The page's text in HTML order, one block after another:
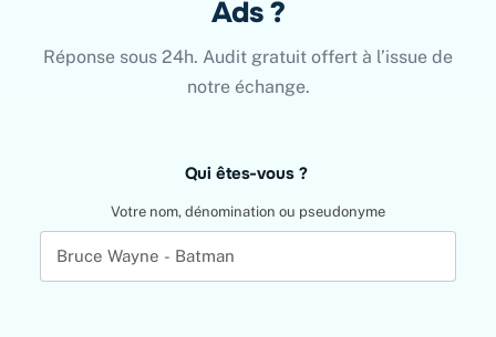
Ads ?
Réponse sous 24h. Audit gratuit offert à l’issue de
notre échange.
blank
Qui êtes-vous ?
Votre nom, dénomination ou pseudonyme